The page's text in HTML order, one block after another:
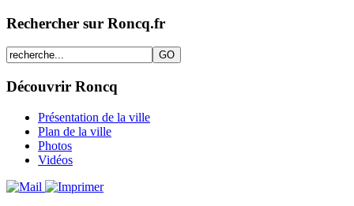
Rechercher sur Roncq.fr
Découvrir Roncq
Présentation de la ville
Plan de la ville
Photos
Vidéos